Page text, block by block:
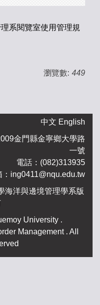
系閱覽室使用管理規
瀏覽數: 449
中文 English
金門縣金寧鄉大學路
一號
電話：(082)313935
：ing0411@nqu.edu.tw
海洋與邊境管理學系版
University
Management . All